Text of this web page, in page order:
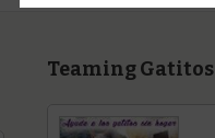
Teaming Gatitos